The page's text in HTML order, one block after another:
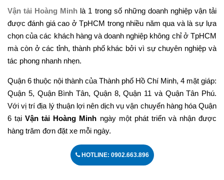
Vận tải Hoàng Minh là 1 trong số những doanh nghiệp vận tải
được đánh giá cao ở TpHCM trong nhiều năm qua và là sự lựa
chọn của các khách hàng và doanh nghiệp không chỉ ở TpHCM
mà còn ở các tỉnh, thành phố khác bởi vì sự chuyên nghiệp và
tác phong nhanh nhẹn.
Quận 6 thuộc nội thành của Thành phố Hồ Chí Minh, 4 mặt giáp:
Quận 5, Quận Bình Tân, Quận 8, Quận 11 và Quận Tân Phú.
Với vị trí địa lý thuận lợi nên dịch vụ vận chuyển hàng hóa Quận
6 tạiVận tải Hoàng Minh ngày một phát triển và nhận được
hàng trăm đơn đặt xe mỗi ngày.
HOTLINE: 0902.663.896